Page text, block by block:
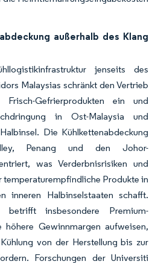
außerhalb des Klang
jenseits des
Malaysias schränkt den Vertrieb
Gefrierprodukten ein und
in Ost-Malaysia und
Die Kühlkettenabdeckung
Penang und den Johor-
was Verderbnisrisiken und
temperaturempfindliche Produkte in
inneren Halbinselstaaten schafft.
betrifft insbesondere Premium-
höhere Gewinnmargen aufweisen,
von der Herstellung bis zur
Forschungen der Universiti